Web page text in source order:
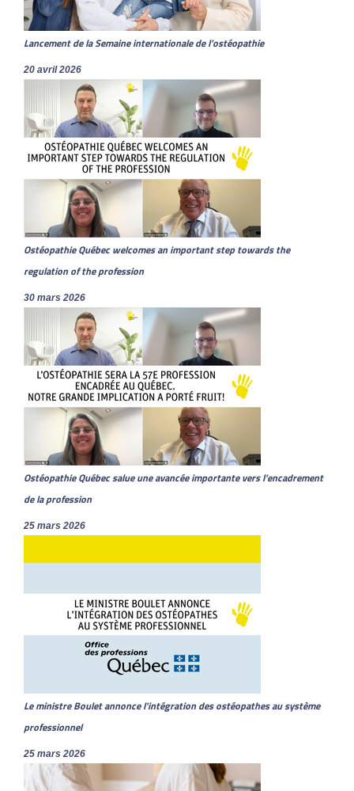
Lancement de la Semaine internationale de l’ostéopathie
20 avril 2026
Ostéopathie Québec welcomes an important step towards the
regulation of the profession
30 mars 2026
Ostéopathie Québec salue une avancée importante vers l’encadrement
de la profession
25 mars 2026
Le ministre Boulet annonce l'intégration des ostéopathes au système
professionnel
25 mars 2026